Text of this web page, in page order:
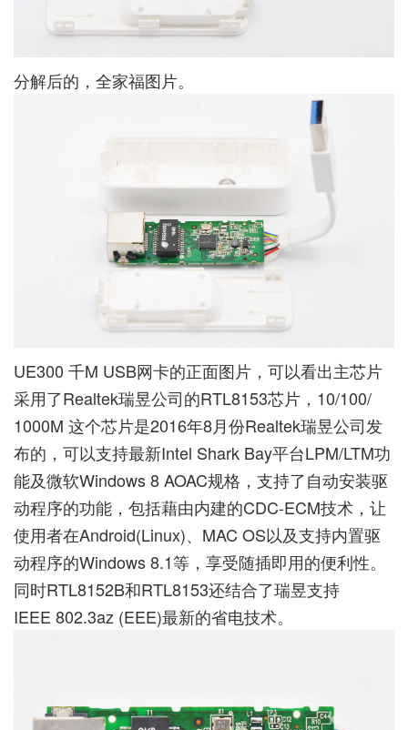
分解后的，全家福图片。
UE300 千M USB网卡的正面图片，可以看出主芯片
采用了Realtek瑞昱公司的RTL8153芯片，10/100/
1000M 这个芯片是2016年8月份Realtek瑞昱公司发
布的，可以支持最新Intel Shark Bay平台LPM/LTM功
能及微软Windows 8 AOAC规格，支持了自动安装驱
动程序的功能，包括藉由内建的CDC-ECM技术，让
使用者在Android(Linux)、MAC OS以及支持内置驱
动程序的Windows 8.1等，享受随插即用的便利性。
同时RTL8152B和RTL8153还结合了瑞昱支持
IEEE 802.3az (EEE)最新的省电技术。